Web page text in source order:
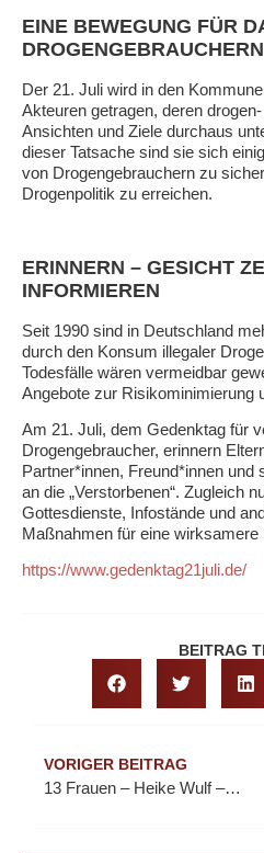
EINE BEWEGUNG FÜR
DROGENGEBRAUCHERN
Der 21. Juli wird in den
Akteuren getragen, deren
Ansichten und Ziele durchaus
dieser Tatsache sind sie sich
von Drogengebrauchern zu
Drogenpolitik zu erreichen.
ERINNERN – GESICHT
INFORMIEREN
Seit 1990 sind in Deutschland
durch den Konsum illegaler
Todesfälle wären vermeidbar
Angebote zur Risikominimierung
Am 21. Juli, dem Gedenktag für
Drogengebraucher, erinnern
Partner*innen, Freund*innen und
an die „Verstorbenen“. Zugleich
Gottesdienste, Infostände und
Maßnahmen für eine
https://www.gedenktag21juli.de/
BEITRAG
VORIGER BEITRAG
13 Frauen – Heike Wulf – Ein Podcast von und für Frauen